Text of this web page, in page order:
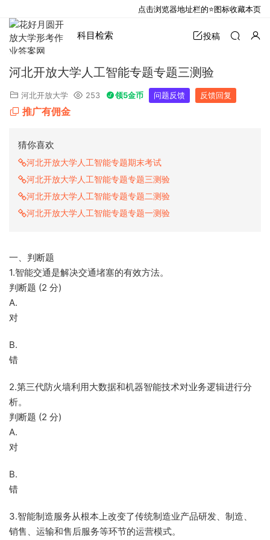
科目检索 投稿
河北开放大学人工智能专题专题三测验
河北开放大学 253 领5金币 问题反馈 反馈回复
推广有佣金
猜你喜欢
河北开放大学人工智能专题期末考试
河北开放大学人工智能专题专题三测验
河北开放大学人工智能专题专题二测验
河北开放大学人工智能专题专题一测验
一、判断题
1.智能交通是解决交通堵塞的有效方法。
判断题 (2 分)
A.
对
B.
错
2.第三代防火墙利用大数据和机器智能技术对业务逻辑进行分
析。
判断题 (2 分)
A.
对
B.
错
3.智能制造服务从根本上改变了传统制造业产品研发、制造、
销售、运输和售后服务等环节的运营模式。
点击浏览器地址栏的⭐图标收藏本页